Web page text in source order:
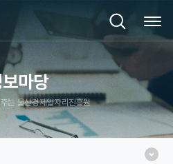
마당
는 울산경제일자리진흥원